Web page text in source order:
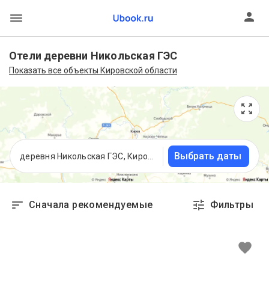
Отели деревни Никольская ГЭС
Показать все объекты Кировской области
Выбрать даты
Сначала рекомендуемые Фильтры